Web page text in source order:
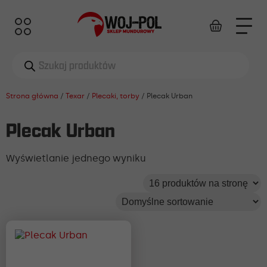
produktów
Strona główna / Texar / Plecaki, torby / Plecak Urban
Plecak Urban
Wyświetlanie jednego wyniku